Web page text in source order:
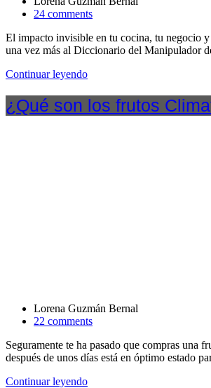
24 comments
El impacto invisible en tu cocina, tu negocio
una vez más al Diccionario del Manipulador
Continuar leyendo
¿Qué son los frutos
Lorena Guzmán Bernal
22 comments
Seguramente te ha pasado que compras una
después de unos días está en óptimo estado
Continuar leyendo